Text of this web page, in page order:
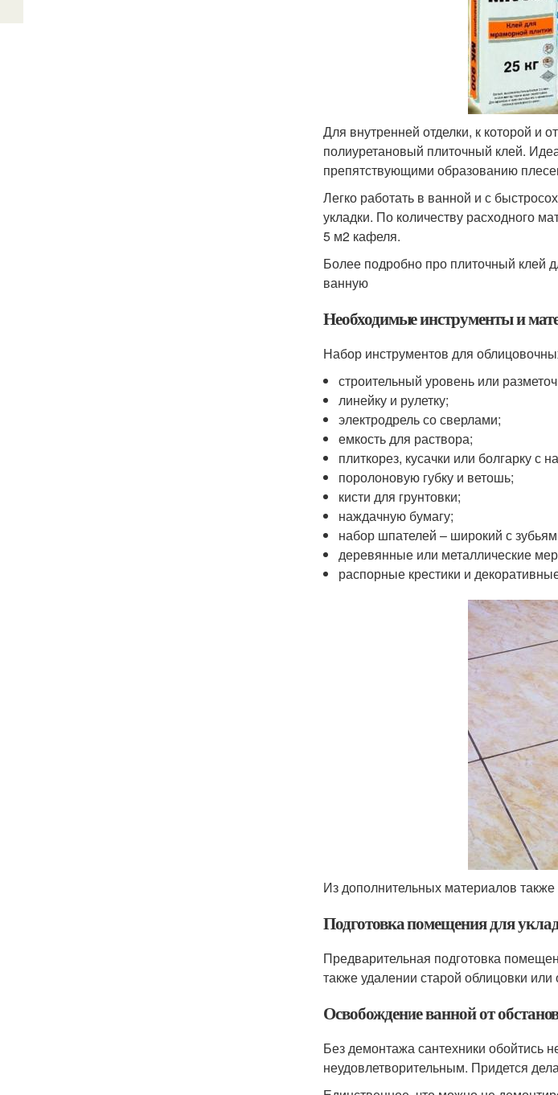
Для внутренней отделки, к которой и
полиуретановый плиточный клей.
препятствующими образованию
Легко работать в ванной и с
укладки. По количеству расходного
5 м2 кафеля.
Более подробно про плиточный клей
ванную
Необходимые инструменты и
Набор инструментов для
строительный уровень или
линейку и рулетку;
электродрель со сверлами;
емкость для раствора;
плиткорез, кусачки или болгарку с
поролоновую губку и ветошь;
кисти для грунтовки;
наждачную бумагу;
набор шпателей – широкий с
деревянные или металлические
распорные крестики и
Из дополнительных материалов также
Подготовка помещения для
Предварительная подготовка
также удалении старой облицовки или
Освобождение ванной от
Без демонтажа сантехники обойтись
неудовлетворительным. Придется